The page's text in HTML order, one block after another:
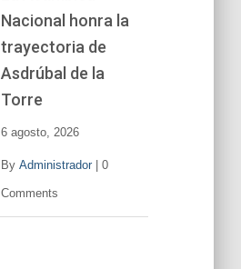
Nacional honra la
trayectoria de
Asdrúbal de la
Torre
6 agosto, 2026
By Administrador| 0
Comments